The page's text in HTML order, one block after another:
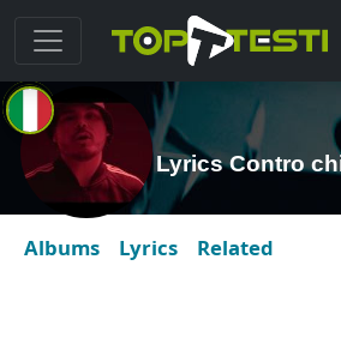
Lyrics Contro
Albums Lyrics Related